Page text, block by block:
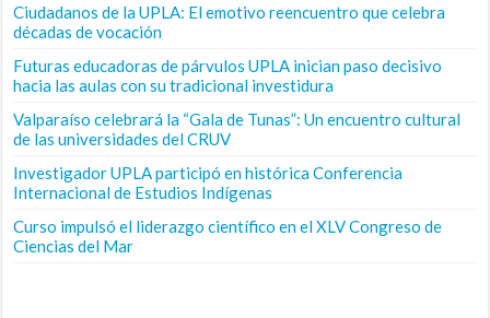
Ciudadanos de la UPLA: El emotivo reencuentro que celebra
décadas de vocación
Futuras educadoras de párvulos UPLA inician paso decisivo
hacia las aulas con su tradicional investidura
Valparaíso celebrará la “Gala de Tunas”: Un encuentro cultural
de las universidades del CRUV
Investigador UPLA participó en histórica Conferencia
Internacional de Estudios Indígenas
Curso impulsó el liderazgo científico en el XLV Congreso de
Ciencias del Mar